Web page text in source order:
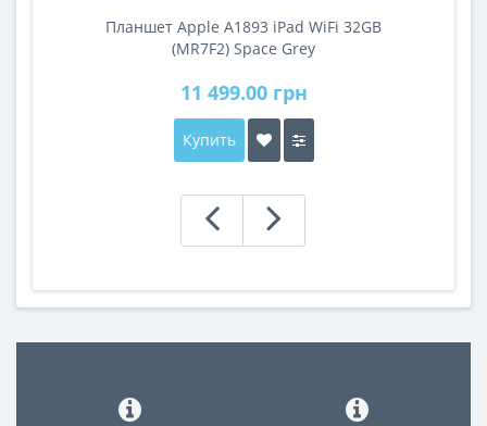
Планшет Apple A1893 iPad WiFi 32GB
(MR7F2) Space Grey
11 499.00 грн
Купить